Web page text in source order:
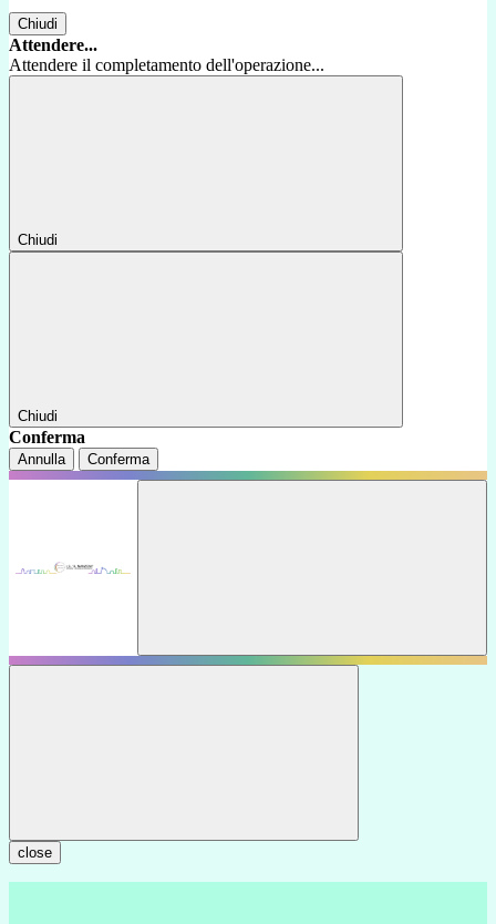
Chiudi
Attendere...
Attendere il completamento dell'operazione...
Chiudi
Chiudi
Conferma
Annulla Conferma
close